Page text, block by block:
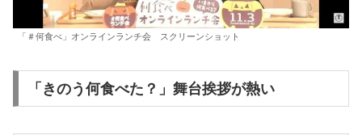
「＃何食べ」オンラインランチ会 スクリーンショット
「きのう何食べた？」舞台挨拶が熱い